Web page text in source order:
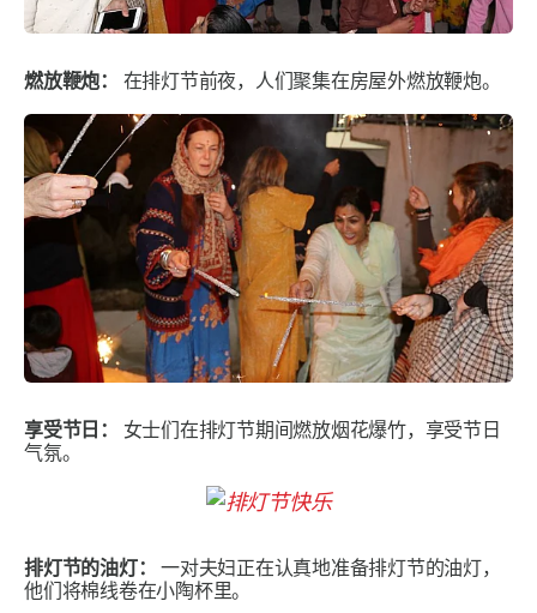
燃放鞭炮： 在排灯节前夜，人们聚集在房屋外燃放鞭炮。
享受节日： 女士们在排灯节期间燃放烟花爆竹，享受节日
气氛。
排灯节的油灯：一对夫妇正在认真地准备排灯节的油灯，
他们将棉线卷在小陶杯里。